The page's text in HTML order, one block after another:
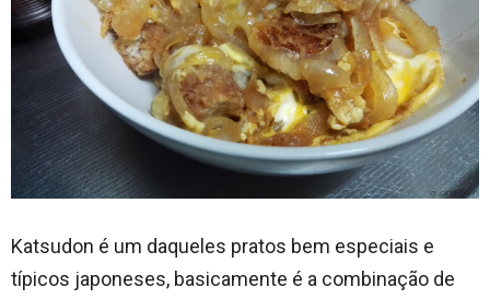
Katsudon é um daqueles pratos bem especiais e
típicos japoneses, basicamente é a combinação de